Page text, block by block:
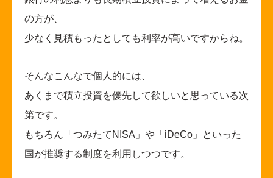
の方が、
少なく見積もったとしても利率が高いですからね。
そんなこんなで個人的には、
あくまで積立投資を優先して欲しいと思っている次
第です。
もちろん「つみたてNISA」や「iDeCo」といった
国が推奨する制度を利用しつつです。